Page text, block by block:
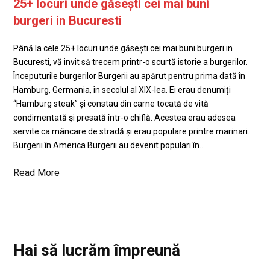
25+ locuri unde găsești cei mai buni
burgeri in Bucuresti
Până la cele 25+ locuri unde găsești cei mai buni burgeri in
Bucuresti, vă invit să trecem printr-o scurtă istorie a burgerilor.
Începuturile burgerilor Burgerii au apărut pentru prima dată în
Hamburg, Germania, în secolul al XIX-lea. Ei erau denumiți
“Hamburg steak” și constau din carne tocată de vită
condimentată și presată într-o chiflă. Acestea erau adesea
servite ca mâncare de stradă și erau populare printre marinari.
Burgerii în America Burgerii au devenit populari în…
Read More
Hai să lucrăm împreună